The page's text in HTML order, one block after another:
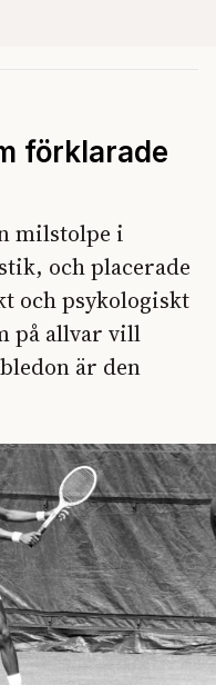
förklarade
milstolpe i
och placerade
och psykologiskt
på allvar vill
är den